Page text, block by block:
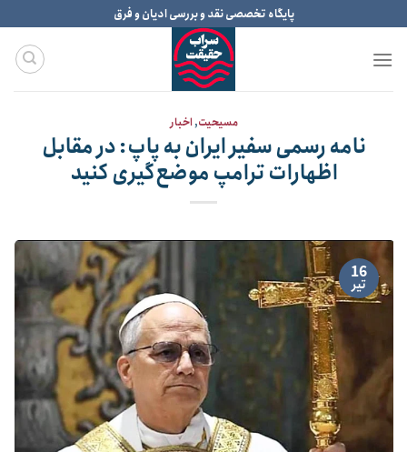
to
content
پایگاه تخصصی نقد و بررسی ادیان و فرق
مسیحیت,اخبار
نامه رسمی سفیر ایران به پاپ: در مقابل
اظهارات ترامپ موضع‌گیری کنید
16
تیر